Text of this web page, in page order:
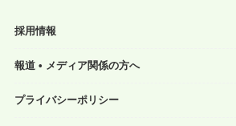
採用情報
報道 • メディア関係の方へ
プライバシーポリシー